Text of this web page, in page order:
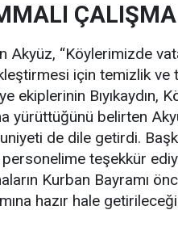
Akyüz, “Köylerimizde
için temizlik ve
ekiplerinin Bıyıkaydın,
yürüttüğünü belirten
de dile getirdi.
teşekkür
Kurban Bayramı
hazır hale